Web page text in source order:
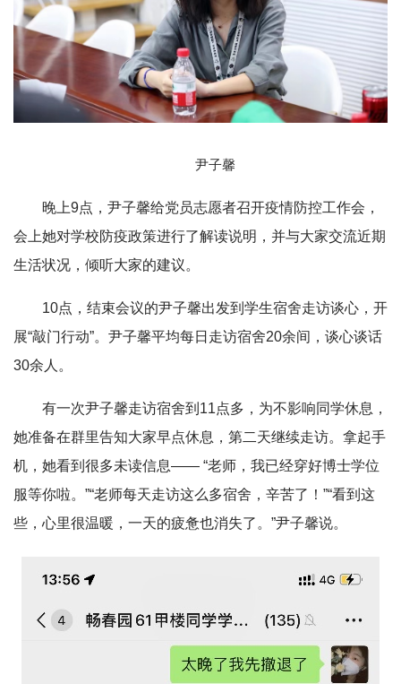
尹子馨
晚上9点，尹子馨给党员志愿者召开疫情防控工作会，
会上她对学校防疫政策进行了解读说明，并与大家交流近期
生活状况，倾听大家的建议。
10点，结束会议的尹子馨出发到学生宿舍走访谈心，开
展“敲门行动”。尹子馨平均每日走访宿舍20余间，谈心谈话
30余人。
有一次尹子馨走访宿舍到11点多，为不影响同学休息，
她准备在群里告知大家早点休息，第二天继续走访。拿起手
机，她看到很多未读信息—— “老师，我已经穿好博士学位
服等你啦。”“老师每天走访这么多宿舍，辛苦了！”“看到这
些，心里很温暖，一天的疲惫也消失了。”尹子馨说。